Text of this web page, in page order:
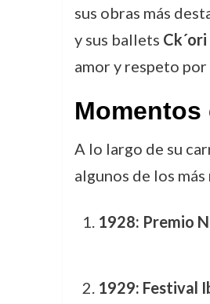
sus obras más
y sus ballets
amor y respeto
Momentos
A lo largo de su
algunos de los
1928: Premio
1929: Festival